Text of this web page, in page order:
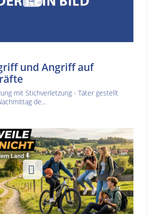
und Angriff auf
mit Stichverletzung - Täter gestellt
de...